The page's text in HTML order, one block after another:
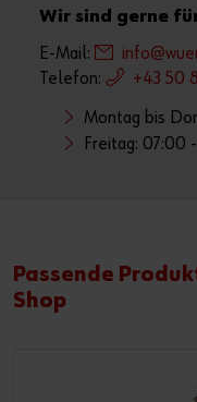
Wir sind gerne
E-Mail:
Telefon:
+43 50
Montag bis
Freitag: 07:00
Passende
Shop